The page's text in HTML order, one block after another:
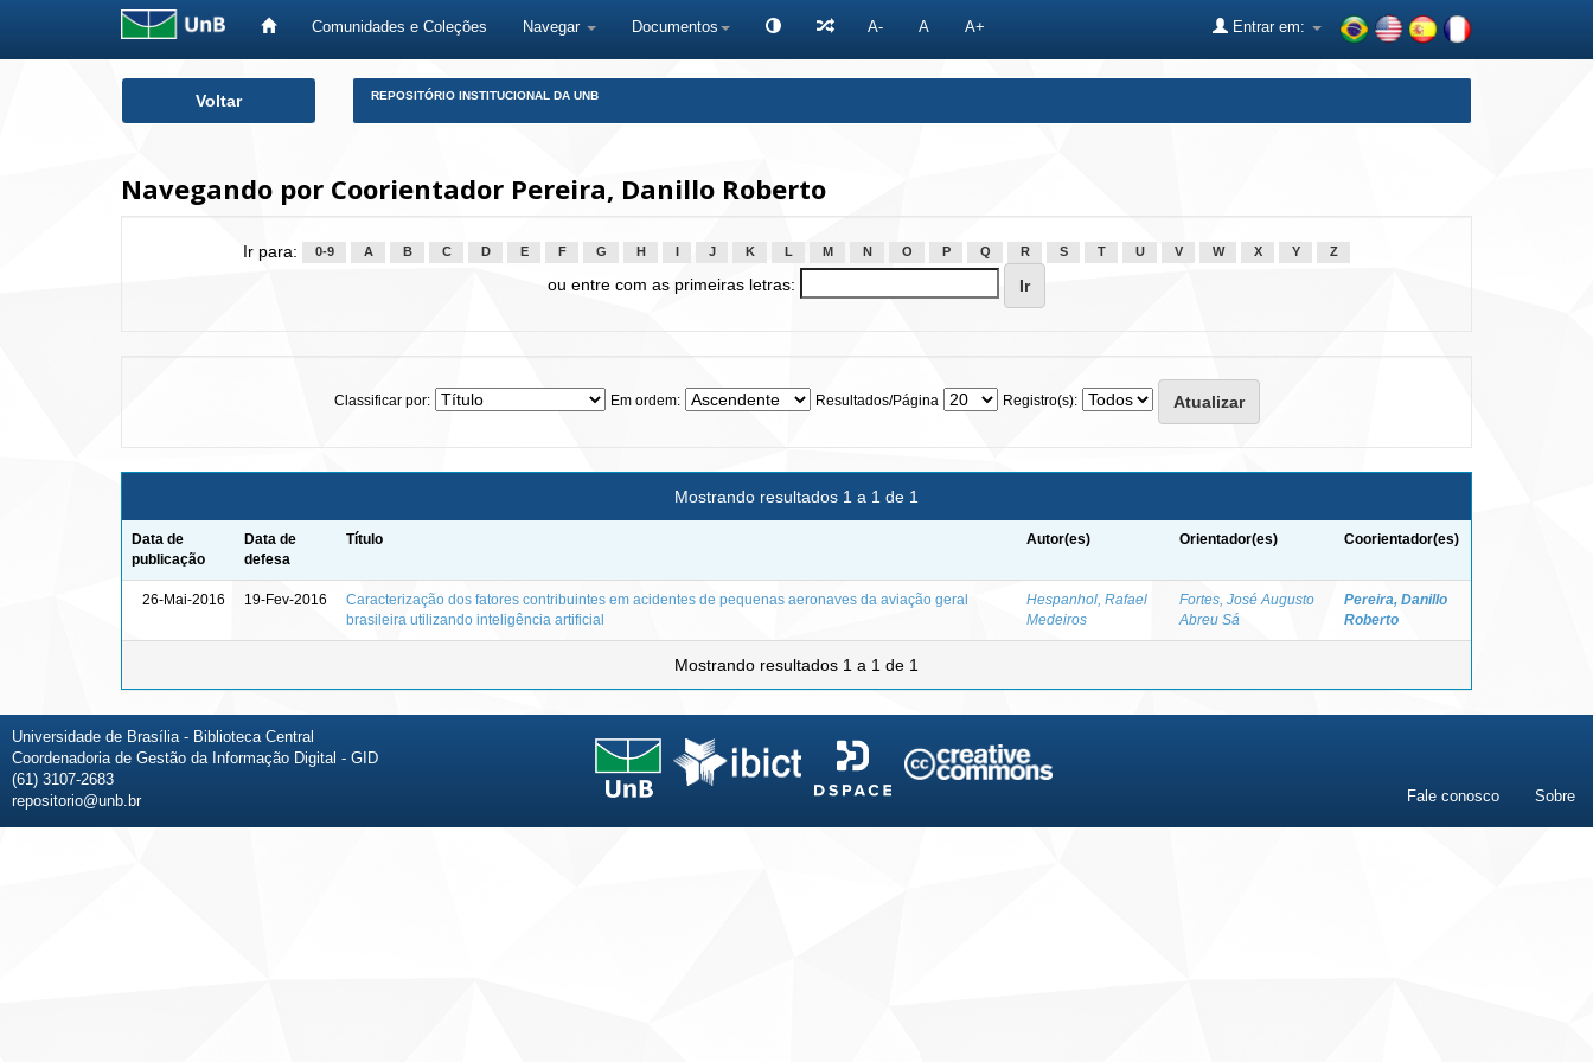
Comunidades e Coleções Navegar Documentos A- A A+ Entrar em:
Voltar REPOSITÓRIO INSTITUCIONAL DA UNB
Navegando por Coorientador Pereira, Danillo Roberto
Ir para: 0-9 A B C D E F G H J K L M N O P Q R S T U V W X Y Z
ou entre com as primeiras letras:
Classificar por: Em ordem: Resultados/Página Registro(s):
Mostrando resultados 1 a 1 de 1
Data de
publicação
Data de
defesa
Título Autor(es) Orientador(es) Coorientador(es)
26-Mai-2016 19-Fev-2016
Caracterização dos fatores contribuintes em acidentes de pequenas aeronaves da aviação geral
brasileira utilizando inteligência artificial
Hespanhol, Rafael
Medeiros
Fortes, José Augusto
Abreu Sá
Pereira, Danillo
Roberto
Mostrando resultados 1 a 1 de 1
Universidade de Brasília - Biblioteca Central
Coordenadoria de Gestão da Informação Digital - GID
(61) 3107-2683
repositorio@unb.br
Fale conosco Sobre